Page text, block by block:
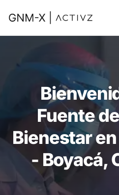
Fuente
Bienestar en
- Boyacá,